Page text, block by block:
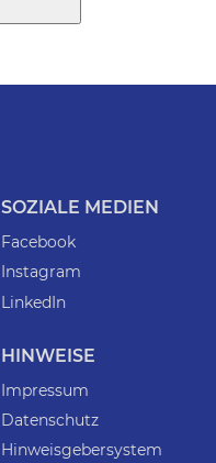
SOZIALE MEDIEN
Facebook
Instagram
LinkedIn
HINWEISE
Impressum
Datenschutz
Hinweisgebersystem